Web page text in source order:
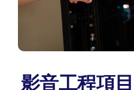
影音工程項